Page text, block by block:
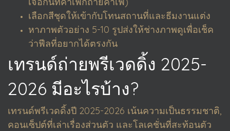
เลือกสีชุดให้เข้ากับโทนสถานที่และธีมงานแต่ง
หาภาพตัวอย่าง 5-10 รูปส่งให้ช่างภาพดูเพื่อเช็ค
ว่าฟีลที่อยากได้ตรงกัน
เทรนด์ถ่ายพรีเวดดิ้ง 2025-
2026 มีอะไรบ้าง?
เทรนด์พรีเวดดิ้งปี 2025-2026 เน้นความเป็นธรรมชาติ,
คอนเซ็ปต์ที่เล่าเรื่องส่วนตัว และโลเคชั่นที่สะท้อนตัว